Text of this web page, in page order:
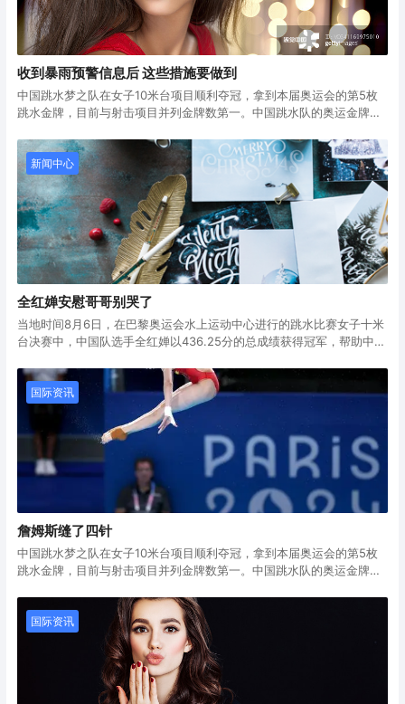
收到暴雨预警信息后 这些措施要做到
中国跳水梦之队在女子10米台项目顺利夺冠，拿到本届奥运会的第5枚
跳水金牌，目前与射击项目并列金牌数第一。中国跳水队的奥运金牌总
奥运会第22枚金牌。
全红婵和陈芋汐此前携手出战女双10米台，以绝对优势夺得金牌，而上
届奥运会两位小将各自都拿到1枚金牌。本场比赛全红婵发挥更加出色，
击败陈芋汐蝉联女子10米台金牌。因此，全红婵也跻身到奥运3金选手
行列，陈芋汐无缘大满贯。
新闻中心
全红婵安慰哥哥别哭了
当地时间8月6日，在巴黎奥运会水上运动中心进行的跳水比赛女子十米
台决赛中，中国队选手全红婵以436.25分的总成绩获得冠军，帮助中国
获5枚金牌。
目女子10米跳台决赛中，中国选手全红婵获得金牌，另一名中国选手陈
芋汐获得银牌。新华社
全红婵第一轮获得满分
全红婵第一跳丝滑入水，解说直接惊呼，“太漂亮了，一点水花都没
有！”最后，7个裁判都给了10分，全红婵第一跳拿到90.00分的满分，
国际资讯
詹姆斯缝了四针
中国跳水梦之队在女子10米台项目顺利夺冠，拿到本届奥运会的第5枚
跳水金牌，目前与射击项目并列金牌数第一。中国跳水队的奥运金牌总
奥运会第22枚金牌。
全红婵和陈芋汐此前携手出战女双10米台，以绝对优势夺得金牌，而上
届奥运会两位小将各自都拿到1枚金牌。本场比赛全红婵发挥更加出色，
击败陈芋汐蝉联女子10米台金牌。因此，全红婵也跻身到奥运3金选手
行列，陈芋汐无缘大满贯。
国际资讯